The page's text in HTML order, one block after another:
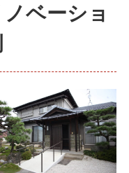
ベーショ